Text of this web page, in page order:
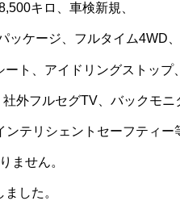
キロ、車検新規、
ケージ、フルタイム4WD、
ート、アイドリングストップ、
外フルセグTV、バックモニ
テリシェントセーフティー
ません。
した。